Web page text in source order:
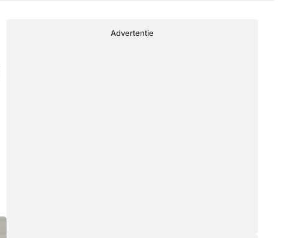
Advertentie